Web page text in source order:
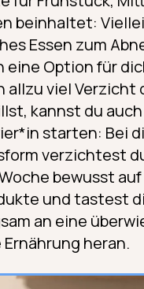
beinhaltet:
Essen zum
Option für
allzu viel Verzicht
kannst du
starten: Bei
verzichtest
bewusst auf
und tastest
an eine
heran.